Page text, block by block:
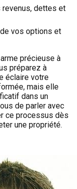
dettes et
vos options et
précieuse à
préparez à
éclaire votre
mais elle
dans un
de parler avec
ce processus dès
une propriété.